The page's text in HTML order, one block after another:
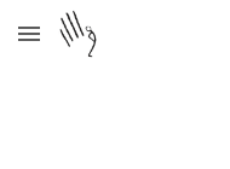
Skip to main content